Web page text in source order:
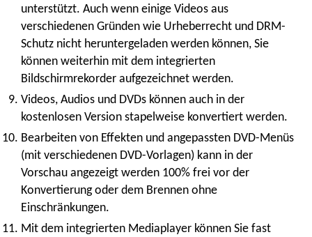
unterstützt. Auch wenn einige Videos aus
verschiedenen Gründen wie Urheberrecht und DRM-
Schutz nicht heruntergeladen werden können, Sie
können weiterhin mit dem integrierten
Bildschirmrekorder aufgezeichnet werden.
Videos, Audios und DVDs können auch in der
kostenlosen Version stapelweise konvertiert werden.
Bearbeiten von Effekten und angepassten DVD-Menüs
(mit verschiedenen DVD-Vorlagen) kann in der
Vorschau angezeigt werden 100% frei vor der
Konvertierung oder dem Brennen ohne
Einschränkungen.
Mit dem integrierten Mediaplayer können Sie fast